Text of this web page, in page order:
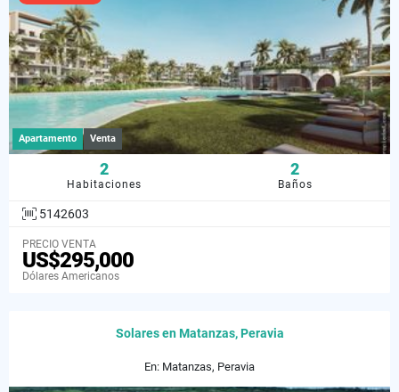
Apartamento Venta
2
Habitaciones
2
Baños
5142603
PRECIO VENTA
US$295,000
Dólares Americanos
Solares en Matanzas, Peravia
En: Matanzas, Peravia